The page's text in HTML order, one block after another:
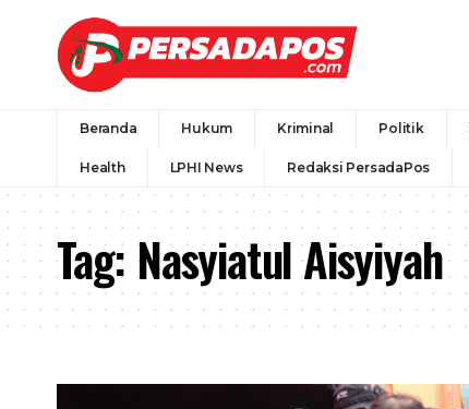
Beranda Hukum Kriminal Politik
Health LPHI News Redaksi PersadaPos
Tag:Nasyiatul Aisyiyah